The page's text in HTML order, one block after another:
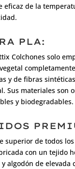
eficaz de la
PLA:
Colchones solo
y de fibras
Sus materiales son
y biodegradables.
superior de todos
con un tejido
y algodón de elevada